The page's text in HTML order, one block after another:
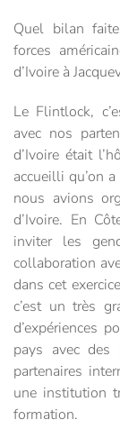
Quel bilan
forces
d’Ivoire à
Le Flintlock,
avec nos
d’Ivoire était
accueilli qu’on
nous avions
d’Ivoire. En
inviter les
collaboration
dans cet
c’est un très
d’expériences
pays avec des
partenaires
une institution
formation.